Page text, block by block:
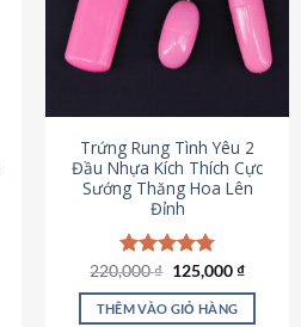
Các
tùy
chọn
được
chọn
trên
trang
sản
phẩm
Trứng Rung Tình Yêu 2
Đầu Nhựa Kích Thích Cực
Sướng Thăng Hoa Lên
Đỉnh
Được xếp
hạng4.79
5 sao
220,000₫ Giá
là:
220,000 ₫.
125,000₫Giá
tại
THÊM VÀO GIỎ HÀNG